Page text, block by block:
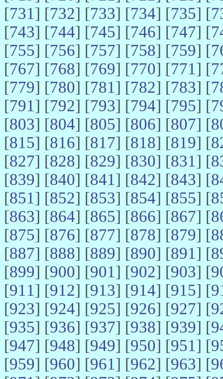
[731] [732] [733] [734] [735] [
[743] [744] [745] [746] [747] [
[755] [756] [757] [758] [759] [
[767] [768] [769] [770] [771] [
[779] [780] [781] [782] [783] [
[791] [792] [793] [794] [795] [
[803] [804] [805] [806] [807] [
[815] [816] [817] [818] [819] [
[827] [828] [829] [830] [831] [
[839] [840] [841] [842] [843] [
[851] [852] [853] [854] [855] [
[863] [864] [865] [866] [867] [
[875] [876] [877] [878] [879] [
[887] [888] [889] [890] [891] [
[899] [900] [901] [902] [903] [
[911] [912] [913] [914] [915] [
[923] [924] [925] [926] [927] [
[935] [936] [937] [938] [939] [
[947] [948] [949] [950] [951] [
[959] [960] [961] [962] [963] [